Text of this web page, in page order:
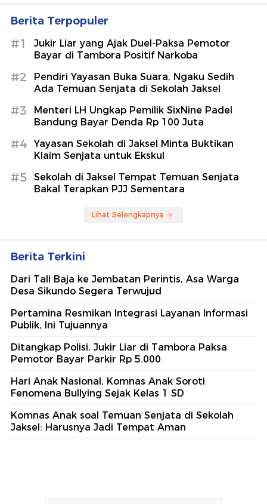
Berita Terpopuler
#1
Jukir Liar yang Ajak Duel-Paksa Pemotor
Bayar di Tambora Positif Narkoba
#2
Pendiri Yayasan Buka Suara, Ngaku Sedih
Ada Temuan Senjata di Sekolah Jaksel
#3
Menteri LH Ungkap Pemilik SixNine Padel
Bandung Bayar Denda Rp 100 Juta
#4
Yayasan Sekolah di Jaksel Minta Buktikan
Klaim Senjata untuk Ekskul
#5
Sekolah di Jaksel Tempat Temuan Senjata
Bakal Terapkan PJJ Sementara
Lihat Selengkapnya
Berita Terkini
Dari Tali Baja ke Jembatan Perintis, Asa Warga
Desa Sikundo Segera Terwujud
Pertamina Resmikan Integrasi Layanan Informasi
Publik, Ini Tujuannya
Ditangkap Polisi, Jukir Liar di Tambora Paksa
Pemotor Bayar Parkir Rp 5.000
Hari Anak Nasional, Komnas Anak Soroti
Fenomena Bullying Sejak Kelas 1 SD
Komnas Anak soal Temuan Senjata di Sekolah
Jaksel: Harusnya Jadi Tempat Aman